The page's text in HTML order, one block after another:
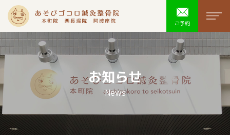
ご予約
あそびゴコ
お知らせ
News